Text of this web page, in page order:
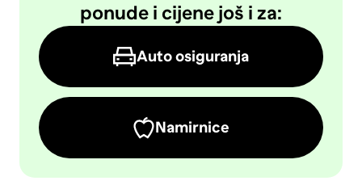
ponude i cijene još i za:
Auto osiguranja
Namirnice